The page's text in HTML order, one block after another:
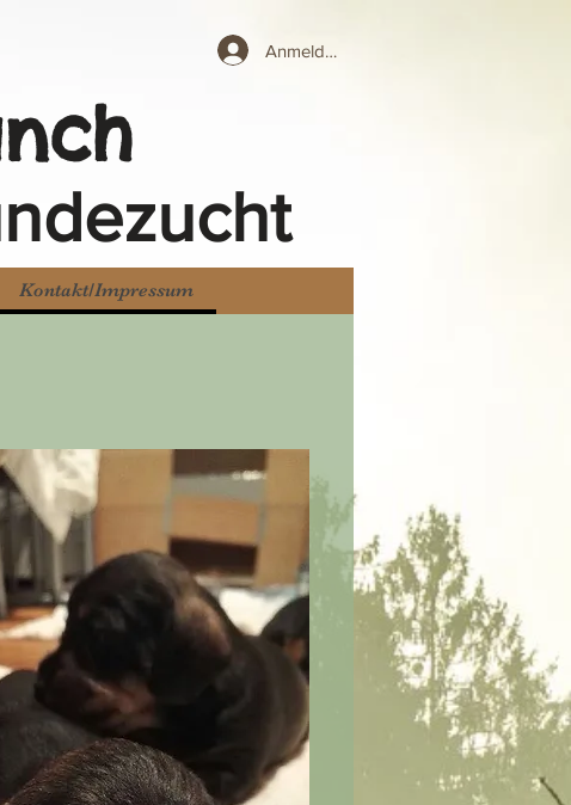
Anmelden
Kontakt/Impressum